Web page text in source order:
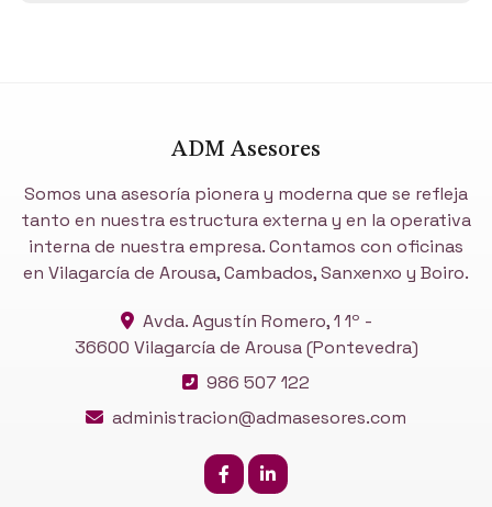
ADM Asesores
Somos una asesoría pionera y moderna que se refleja
tanto en nuestra estructura externa y en la operativa
interna de nuestra empresa. Contamos con oficinas
en Vilagarcía de Arousa, Cambados, Sanxenxo y Boiro.
Avda. Agustín Romero, 1 1º -
36600 Vilagarcía de Arousa(Pontevedra)
986 507 122
administracion@admasesores.com